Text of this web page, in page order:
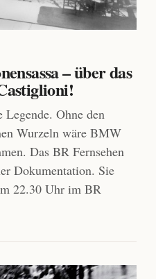
– über das
Ohne den
Wurzeln wäre BMW
Das BR Fernsehen
Dokumentation. Sie
22.30 Uhr im BR